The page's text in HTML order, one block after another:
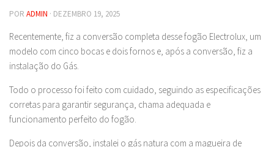
POR ADMIN · DEZEMBRO 19, 2025
Recentemente, fiz a conversão completa desse fogão Electrolux, um
modelo com cinco bocas e dois fornos e, após a conversão, fiz a
instalação do Gás.
Todo o processo foi feito com cuidado, seguindo as especificações
corretas para garantir segurança, chama adequada e
funcionamento perfeito do fogão.
Depois da conversão, instalei o gás natura com a magueira de